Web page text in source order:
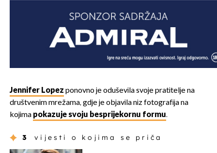
Jennifer Lopez ponovno je oduševila svoje pratitelje na
društvenim mrežama, gdje je objavila niz fotografija na
kojima pokazuje svoju besprijekornu formu.
3 vijesti o kojima se priča